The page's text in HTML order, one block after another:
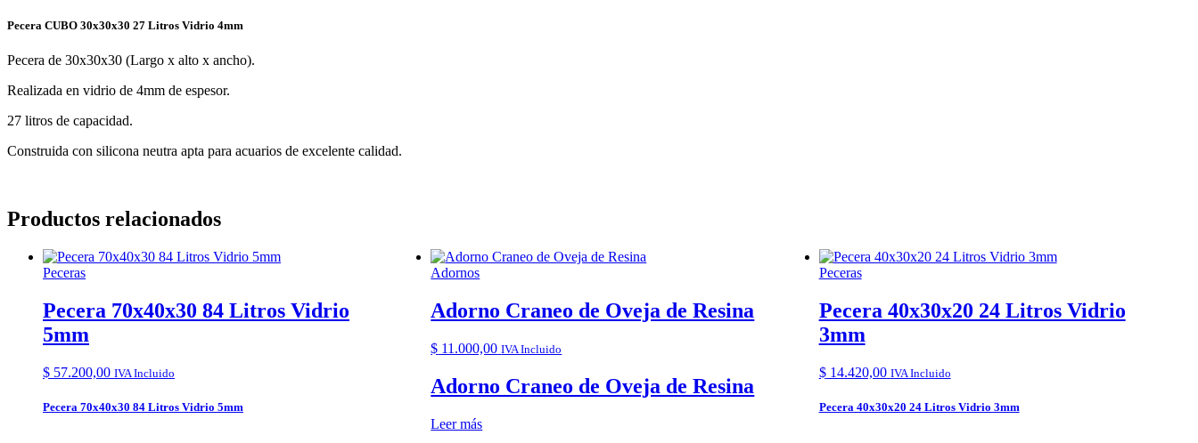
Pecera CUBO 30x30x30 27 Litros Vidrio 4mm
Pecera de 30x30x30 (Largo x alto x ancho).
Realizada en vidrio de 4mm de espesor.
27 litros de capacidad.
Construida con silicona neutra apta para acuarios de excelente calidad.
Productos relacionados
Peceras
Pecera 70x40x30 84 Litros Vidrio
5mm
$ 57.200,00 IVA Incluido
Pecera 70x40x30 84 Litros Vidrio 5mm
Adornos
Adorno Craneo de Oveja de Resina
$ 11.000,00 IVA Incluido
Adorno Craneo de Oveja de Resina
Leer más
Peceras
Pecera 40x30x20 24 Litros Vidrio
3mm
$14.420,00 IVA Incluido
Pecera 40x30x20 24 Litros Vidrio 3mm